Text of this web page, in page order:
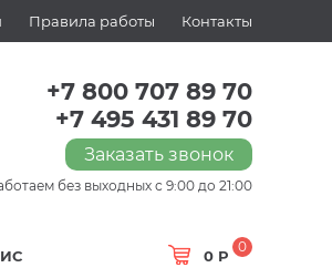
Правила работы Контакты
+7 800 707 89 70
+7 495 431 89 70
Заказать звонок
без выходных с 9:00 до 21:00
0 Р
0